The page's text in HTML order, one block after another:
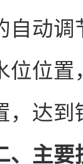
自动调
位位置
，达到
、主要